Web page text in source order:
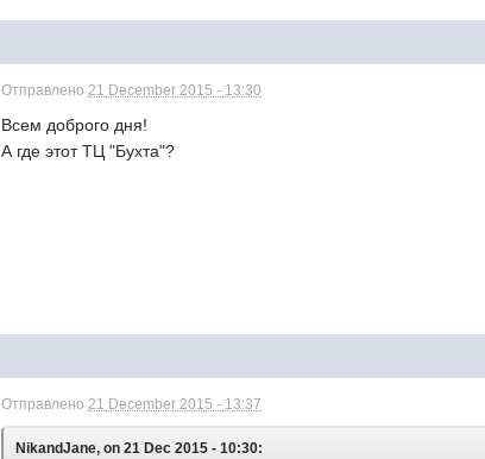
Отправлено21 December 2015 - 13:30
Всем доброго дня!
А где этот ТЦ "Бухта"?
Отправлено21 December 2015 - 13:37
NikandJane, on 21 Dec 2015 - 10:30: